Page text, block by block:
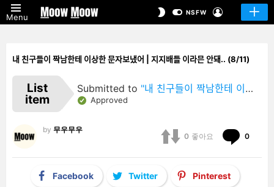
Menu
SWITCHNSFW
내 친구들이 짝남한테 이상한 문자보냈어 | 지지배들 이라믄 안돼.. (8/11)
List
item
Submitted to "내 친구들이 짝남한테 이상한 문자보냈어 | 지지배들 이라믄 안돼.."
Approved
by 무우무우
0 좋아요 0
Facebook Twitter Pinterest